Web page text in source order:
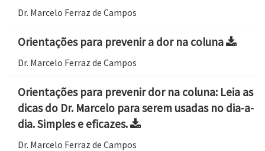
Dr. Marcelo Ferraz de Campos
Orientações para prevenir a dor na coluna
Dr. Marcelo Ferraz de Campos
Orientações para prevenir dor na coluna: Leia as
dicas do Dr. Marcelo para serem usadas no dia-a-
dia. Simples e eficazes.
Dr. Marcelo Ferraz de Campos